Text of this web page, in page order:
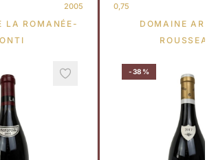
2005
LA ROMANÉE-
0,75
DOMAINE
ROUSSEAU
-38%